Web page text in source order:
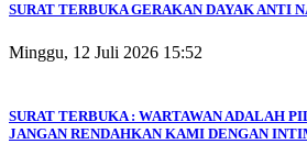
SURAT TERBUKA GERAKAN DAYAK ANTI
Minggu, 12 Juli 2026 15:52
SURAT TERBUKA : WARTAWAN ADALAH
JANGAN RENDAHKAN KAMI DENGAN